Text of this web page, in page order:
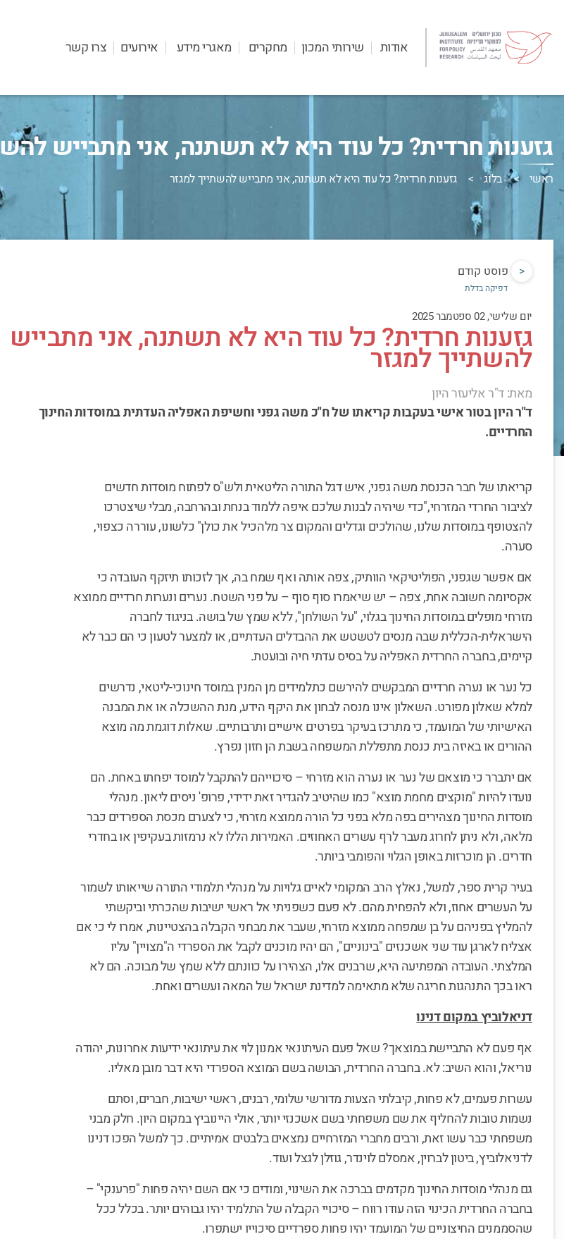
אודות שירותי המכון מחקרים מאגרי מידע אירועים צרו קשר
גזענות חרדית? כל עוד היא לא תשתנה, אני מתבייש
ראשי בלוג גזענות חרדית? כל עוד היא לא תשתנה, אני מתבייש להשתייך למגזר
< פוסט קודם
דפיקה בדלת
יום שלישי, 02 ספטמבר 2025
גזענות חרדית? כל עוד היא לא תשתנה, אני מתבייש
להשתייך למגזר
מאת: ד"ר אליעזר היון
ד"ר היון בטור אישי בעקבות קריאתו של ח"כ משה גפני וחשיפת האפליה העדתית במוסדות החינוך
החרדיים.
קריאתו של חבר הכנסת משה גפני, איש דגל התורה הליטאית ולש"ס לפתוח מוסדות חדשים
לציבור החרדי המזרחי,"כדי שיהיה לבנות שלכם איפה ללמוד בנחת ובהרחבה, מבלי שיצטרכו
להצטופף במוסדות שלנו, שהולכים וגדלים והמקום צר מלהכיל את כולן" כלשונו, עוררה כצפוי,
סערה.
אם אפשר שגפני, הפוליטיקאי הוותיק, צפה אותה ואף שמח בה, אך לזכותו תיזקף העובדה כי
אקסיומה חשובה אחת, צפה – יש שיאמרו סוף סוף – על פני השטח. נערים ונערות חרדיים ממוצא
מזרחי מופלים במוסדות החינוך בגלוי, "על השולחן", ללא שמץ של בושה. בניגוד לחברה
הישראלית-הכללית שבה מנסים לטשטש את ההבדלים העדתיים, או למצער לטעון כי הם כבר לא
קיימים, בחברה החרדית האפליה על בסיס עדתי חיה ובועטת.
כל נער או נערה חרדיים המבקשים להירשם כתלמידים מן המנין במוסד חינוכי-ליטאי, נדרשים
למלא שאלון מפורט. השאלון אינו מנסה לבחון את היקף הידע, מנת ההשכלה או את המבנה
האישיותי של המועמד, כי מתרכז בעיקר בפרטים אישיים ותרבותיים. שאלות דוגמת מה מוצא
ההורים או באיזה בית כנסת מתפללת המשפחה בשבת הן חזון נפרץ.
אם יתברר כי מוצאם של נער או נערה הוא מזרחי – סיכוייהם להתקבל למוסד יפחתו באחת. הם
נועדו להיות "מוקצים מחמת מוצא" כמו שהיטיב להגדיר זאת ידידי, פרופ' ניסים ליאון. מנהלי
מוסדות החינוך מצהירים בפה מלא בפני כל הורה ממוצא מזרחי, כי לצערם מכסת הספרדים כבר
מלאה, ולא ניתן לחרוג מעבר לרף עשרים האחוזים. האמירות הללו לא נרמזות בעקיפין או בחדרי
חדרים. הן מוכרזות באופן הגלוי והפומבי ביותר.
בעיר קרית ספר, למשל, נאלץ הרב המקומי לאיים גלויות על מנהלי תלמודי התורה שייאותו לשמור
על העשרים אחוז, ולא להפחית מהם. לא פעם כשפניתי אל ראשי ישיבות שהכרתי וביקשתי
להמליץ בפניהם על בן שמפחה ממוצא מזרחי, שעבר את מבחני הקבלה בהצטיינות, אמרו לי כי אם
אצליח לארגן עוד שני אשכנזים "בינוניים", הם יהיו מוכנים לקבל את הספרדי ה"מצויין" עליו
המלצתי. העובדה המפתיעה היא, שרבנים אלו, הצהירו על כוונתם ללא שמץ של מבוכה. הם לא
ראו בכך התנהגות חריגה שלא מתאימה למדינת ישראל של המאה ועשרים ואחת.
דניאלוביץ במקום דנינו
אף פעם לא התביישת במוצאך? שאל פעם העיתונאי אמנון לוי את עיתונאי ידיעות אחרונות, יהודה
נוריאל, והוא השיב: לא. בחברה החרדית, הבושה בשם המוצא הספרדי היא דבר מובן מאליו.
עשרות פעמים, לא פחות, קיבלתי הצעות מדורשי שלומי, רבנים, ראשי ישיבות, חברים, וסתם
נשמות טובות להחליף את שם משפחתי בשם אשכנזי יותר, אולי היינוביץ במקום היון. חלק מבני
משפחתי כבר עשו זאת, ורבים מחברי המזרחיים נמצאים בלבטים אמיתיים. כך למשל הפכו דנינו
לדניאלוביץ, ביטון לברוין, אמסלם לוינדר, גוזלן לגצל ועוד.
גם מנהלי מוסדות החינוך מקדמים בברכה את השינוי, ומודים כי אם השם יהיה פחות "פרענקי" –
בחברה החרדית הכינוי הזה עודו רווח – סיכויי הקבלה של התלמיד יהיו גבוהים יותר. בכלל ככל
שהסממנים החיצוניים של המועמד יהיו פחות ספרדיים סיכוייו ישתפרו.